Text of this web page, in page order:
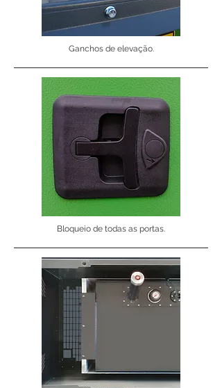
Ganchos de elevação.
Bloqueio de todas as portas.